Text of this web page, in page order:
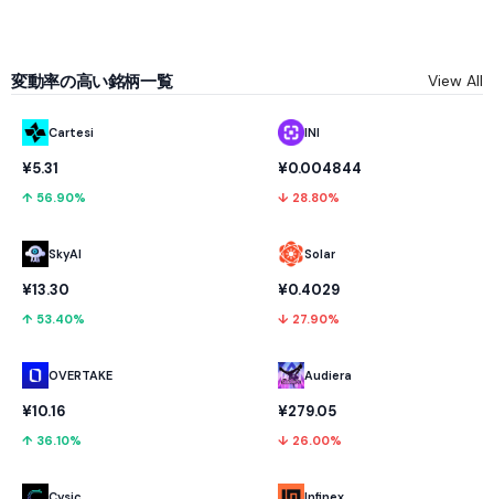
変動率の高い銘柄一覧 View All
Cartesi
¥5.31
↑ 56.90%
SkyAI
¥13.30
↑ 53.40%
OVERTAKE
¥10.16
↑ 36.10%
INI
¥0.004844
↓ 28.80%
Solar
¥0.4029
↓ 27.90%
Audiera
¥279.05
↓ 26.00%